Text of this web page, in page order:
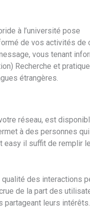
à l’université pose
de vos activités de
vous tenant
Recherche et
étrangères.
réseau, est
à des personnes qui
easy il suffit de remplir
des interactions
de la part des
partageant leurs